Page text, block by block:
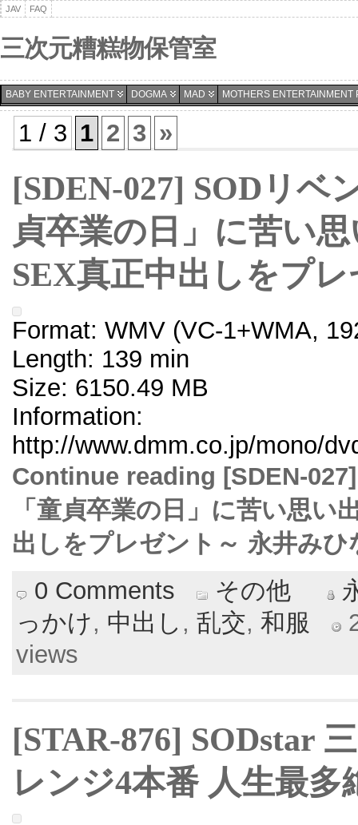
JAV FAQ
三次元糟糕物保管室
BABY ENTERTAINMENT DOGMA MAD MOTHERS ENTERTAINMENT
1 / 3 1 2 3 »
[SDEN-027] SODリベ
貞卒業の日」に苦い
SEX真正中出しをプ
Format: WMV (VC-1+WMA,
Length: 139 min
Size: 6150.49 MB
Information:
http://www.dmm.co.jp/mono/
Continue reading [SDEN-
「童貞卒業の日」に苦い思い
出しをプレゼント～ 永井みひ
0 Comments
その他
っかけ, 中出し , 乱交, 和服
views
[STAR-876] SODstar
レンジ4本番 人生最多